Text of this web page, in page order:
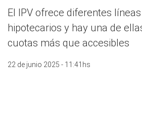
El IPV ofrece diferentes
hipotecarios y hay una de
cuotas más que accesibles
22 de junio 2025 - 11:41hs